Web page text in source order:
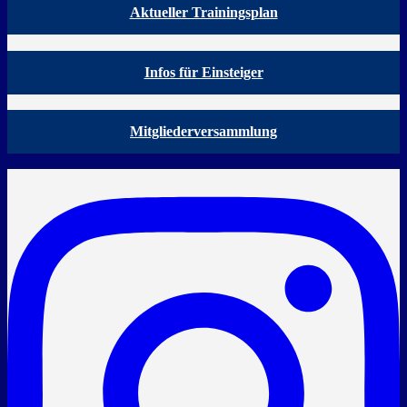
Aktueller Trainingsplan
Infos für Einsteiger
Mitgliederversammlung